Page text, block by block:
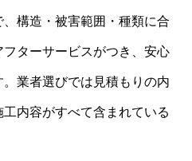
構造・被害範囲・種類に合
ターサービスがつき、安心
業者選びでは見積もりの内
内容がすべて含まれている